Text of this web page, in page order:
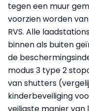
tegen een muur
voorzien worden
RVS. Alle
binnen als buiten
de
modus 3 type 2
van shutters
kinderbeveiliging